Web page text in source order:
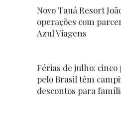
Novo Tauá Resort
operações com
Azul Viagens
Férias de julho:
pelo Brasil têm
descontos para